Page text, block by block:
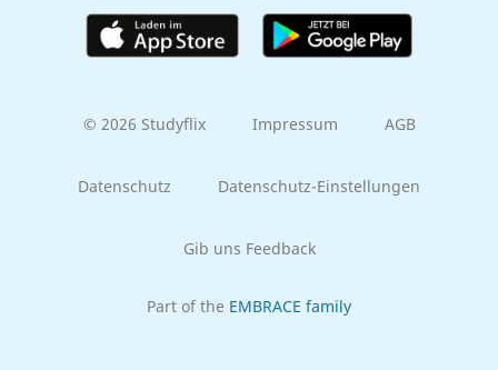
© 2026 Studyflix Impressum AGB
Datenschutz Datenschutz-Einstellungen
Gib uns Feedback
Part of the EMBRACE family